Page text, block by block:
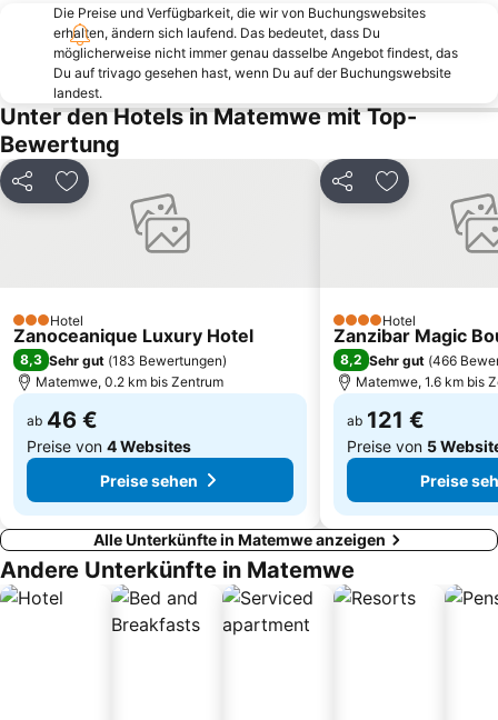
Die Preise und Verfügbarkeit, die wir von Buchungswebsites
erhalten, ändern sich laufend. Das bedeutet, dass Du
möglicherweise nicht immer genau dasselbe Angebot findest, das
Du auf trivago gesehen hast, wenn Du auf der Buchungswebsite
landest.
Unter den Hotels in Matemwe mit Top-
Bewertung
Teilen Zu Favoriten hinzufügen
3 Sterne
Hotel
Zanoceanique Luxury Hotel
8,3 Sehr gut (183 Bewertungen)
Matemwe, 0.2 km bis Zentrum
ab 46 €
Preise von 4 Websites
Preise sehen
Teilen Zu Favoriten
4 SterneHotel
Zanzibar Magic
8,2 Sehr gut (466
Matemwe, 1.6 km bis
ab 121 €
Preise von 5
Preise
Alle Unterkünfte in Matemwe anzeigen
Andere Unterkünfte in Matemwe